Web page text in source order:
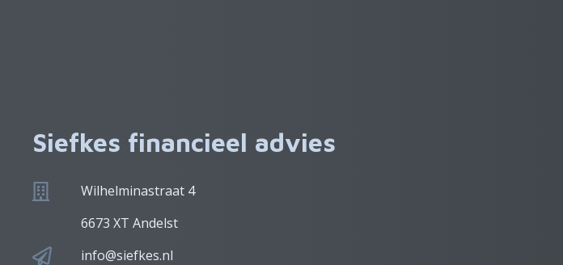
Siefkes financieel advies
Wilhelminastraat 4
6673 XT Andelst
info@siefkes.nl